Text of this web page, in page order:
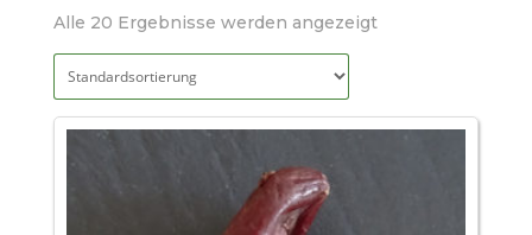
Alle 20 Ergebnisse werden angezeigt